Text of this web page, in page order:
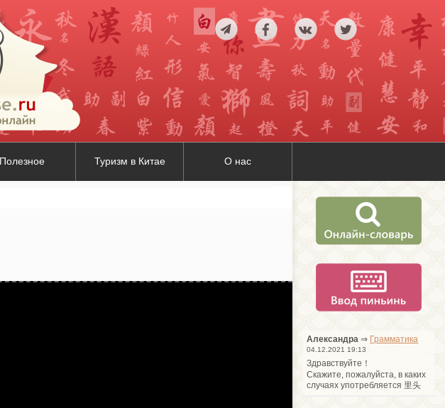
Полезное Туризм в Китае О нас
Александра ⇒ Грамматика
04.12.2021 19:13
Здравствуйте！
Cкажите, пожалуйста, в каких
случаях употребляется 里头